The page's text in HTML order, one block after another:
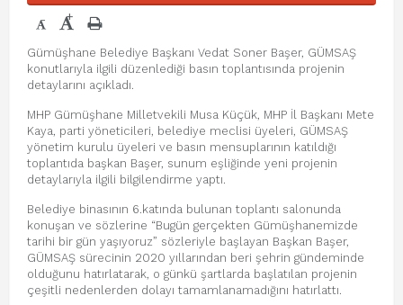
- +
Gümüşhane Belediye Başkanı Vedat Soner Başer, GÜMSAŞ
konutlarıyla ilgili düzenlediği basın toplantısında projenin
detaylarını açıkladı.
MHP Gümüşhane Milletvekili Musa Küçük, MHP İl Başkanı Mete
Kaya, parti yöneticileri, belediye meclisi üyeleri, GÜMSAŞ
yönetim kurulu üyeleri ve basın mensuplarının katıldığı
toplantıda başkan Başer, sunum eşliğinde yeni projenin
detaylarıyla ilgili bilgilendirme yaptı.
Belediye binasının 6.katında bulunan toplantı salonunda
konuşan ve sözlerine “Bugün gerçekten Gümüşhanemizde
tarihi bir gün yaşıyoruz” sözleriyle başlayan Başkan Başer,
GÜMSAŞ sürecinin 2020 yıllarından beri şehrin gündeminde
olduğunu hatırlatarak, o günkü şartlarda başlatılan projenin
çeşitli nedenlerden dolayı tamamlanamadığını hatırlattı.